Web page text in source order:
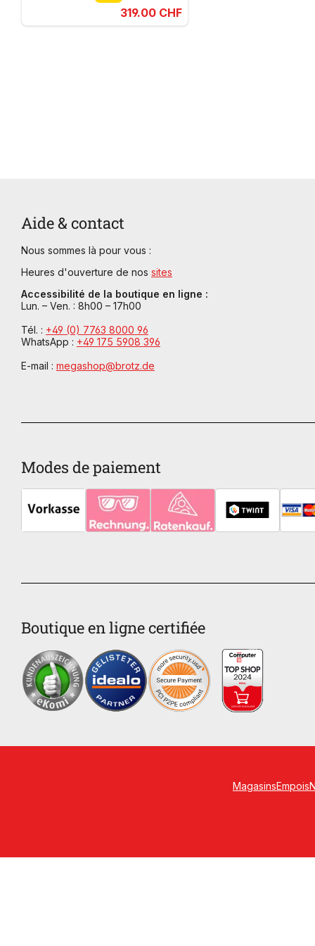
319.00 CHF
Aide & contact
Nous sommes là pour vous :
Heures d'ouverture de nos sites
Accessibilité de la boutique en ligne :
Lun. – Ven. : 8h00 – 17h00
Tél. : +49 (0) 7763 8000 96
WhatsApp : +49 175 5908 396
E-mail : megashop@brotz.de
Boutique en ligne certifiée
Modes de paiement
MagasinsEmpois